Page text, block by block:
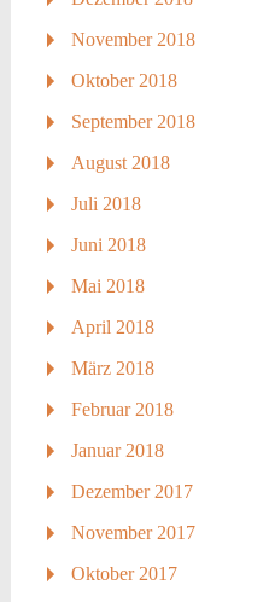
November 2018
Oktober 2018
September 2018
August 2018
Juli 2018
Juni 2018
Mai 2018
April 2018
März 2018
Februar 2018
Januar 2018
Dezember 2017
November 2017
Oktober 2017